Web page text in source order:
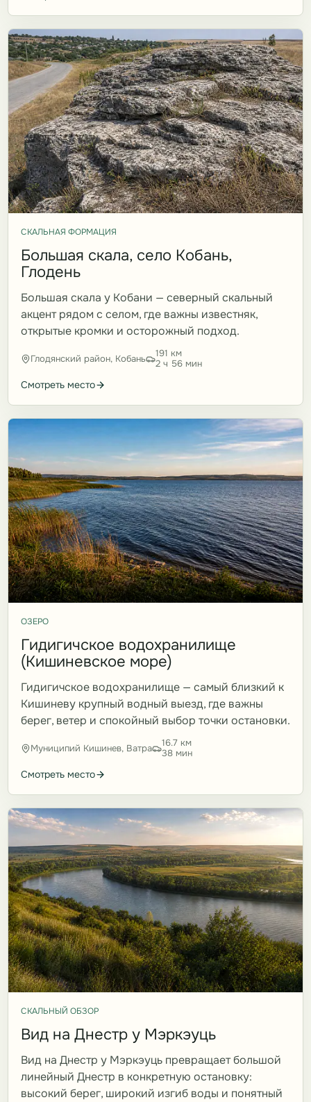
СКАЛЬНАЯ ФОРМАЦИЯ
Большая скала, село Кобань,
Глодень
Большая скала у Кобани — северный скальный
акцент рядом с селом, где важны известняк,
открытые кромки и осторожный подход.
Глодянский район, Кобань
191 км
2 ч 56 мин
Смотреть место
ОЗЕРО
Гидигичское водохранилище
(Кишиневское море)
Гидигичское водохранилище — самый близкий к
Кишиневу крупный водный выезд, где важны
берег, ветер и спокойный выбор точки остановки.
Муниципий Кишинев, Ватра
16.7 км
38 мин
Смотреть место
СКАЛЬНЫЙ ОБЗОР
Вид на Днестр у Мэркэуць
Вид на Днестр у Мэркэуць превращает большой
линейный Днестр в конкретную остановку:
высокий берег, широкий изгиб воды и понятный